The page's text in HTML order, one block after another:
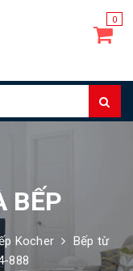
0
BẾP
Kocher
Bếp từ
888